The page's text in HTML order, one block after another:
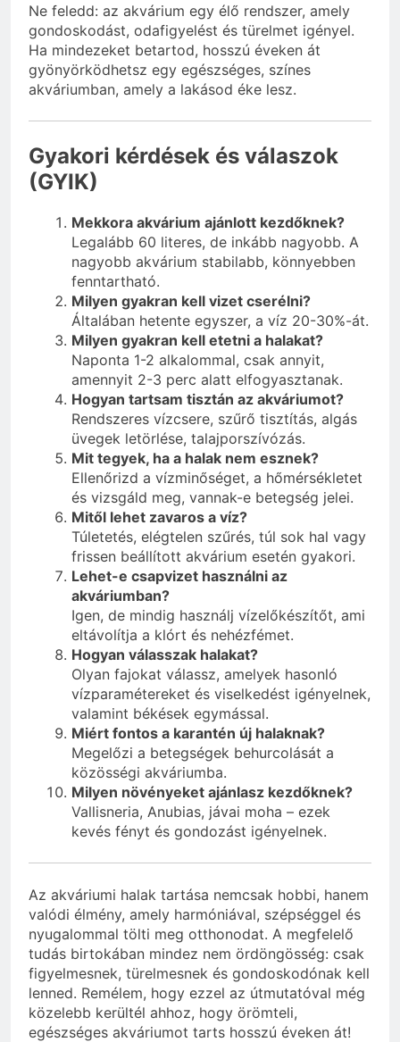
Ne feledd: az akvárium egy élő rendszer, amely
gondoskodást, odafigyelést és türelmet igényel.
Ha mindezeket betartod, hosszú éveken át
gyönyörködhetsz egy egészséges, színes
akváriumban, amely a lakásod éke lesz.
Gyakori kérdések és válaszok
(GYIK)
Mekkora akvárium ajánlott kezdőknek?
Legalább 60 literes, de inkább nagyobb. A
nagyobb akvárium stabilabb, könnyebben
fenntartható.
Milyen gyakran kell vizet cserélni?
Általában hetente egyszer, a víz 20-30%-át.
Milyen gyakran kell etetni a halakat?
Naponta 1-2 alkalommal, csak annyit,
amennyit 2-3 perc alatt elfogyasztanak.
Hogyan tartsam tisztán az akváriumot?
Rendszeres vízcsere, szűrő tisztítás, algás
üvegek letörlése, talajporszívózás.
Mit tegyek, ha a halak nem esznek?
Ellenőrizd a vízminőséget, a hőmérsékletet
és vizsgáld meg, vannak-e betegség jelei.
Mitől lehet zavaros a víz?
Túletetés, elégtelen szűrés, túl sok hal vagy
frissen beállított akvárium esetén gyakori.
Lehet-e csapvizet használni az
akváriumban?
Igen, de mindig használj vízelőkészítőt, ami
eltávolítja a klórt és nehézfémet.
Hogyan válasszak halakat?
Olyan fajokat válassz, amelyek hasonló
vízparamétereket és viselkedést igényelnek,
valamint békések egymással.
Miért fontos a karantén új halaknak?
Megelőzi a betegségek behurcolását a
közösségi akváriumba.
Milyen növényeket ajánlasz kezdőknek?
Vallisneria, Anubias, jávai moha – ezek
kevés fényt és gondozást igényelnek.
Az akváriumi halak tartása nemcsak hobbi, hanem
valódi élmény, amely harmóniával, szépséggel és
nyugalommal tölti meg otthonodat. A megfelelő
tudás birtokában mindez nem ördöngösség: csak
figyelmesnek, türelmesnek és gondoskodónak kell
lenned. Remélem, hogy ezzel az útmutatóval még
közelebb kerültél ahhoz, hogy örömteli,
egészséges akváriumot tarts hosszú éveken át!